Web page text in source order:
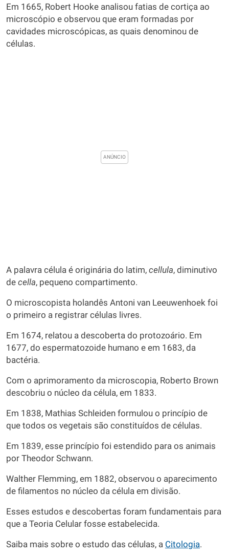
Em 1665, Robert Hooke analisou fatias de cortiça ao
microscópio e observou que eram formadas por
cavidades microscópicas, as quais denominou de
células.
A palavra célula é originária do latim, cellula, diminutivo
de cella, pequeno compartimento.
O microscopista holandês Antoni van Leeuwenhoek foi
o primeiro a registrar células livres.
Em 1674, relatou a descoberta do protozoário. Em
1677, do espermatozoide humano e em 1683, da
bactéria.
Com o aprimoramento da microscopia, Roberto Brown
descobriu o núcleo da célula, em 1833.
Em 1838, Mathias Schleiden formulou o princípio de
que todos os vegetais são constituídos de células.
Em 1839, esse princípio foi estendido para os animais
por Theodor Schwann.
Walther Flemming, em 1882, observou o aparecimento
de filamentos no núcleo da célula em divisão.
Esses estudos e descobertas foram fundamentais para
que a Teoria Celular fosse estabelecida.
Saiba mais sobre o estudo das células, a Citologia.